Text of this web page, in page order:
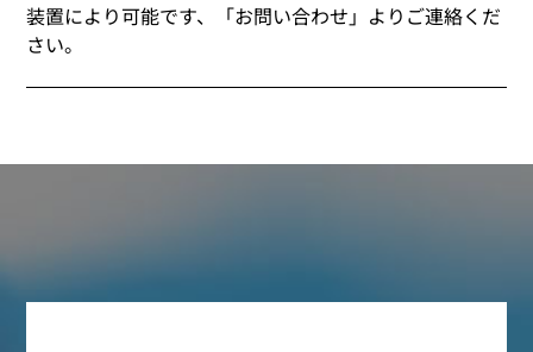
装置により可能です、「お問い合わせ」よりご連絡くだ
さい。